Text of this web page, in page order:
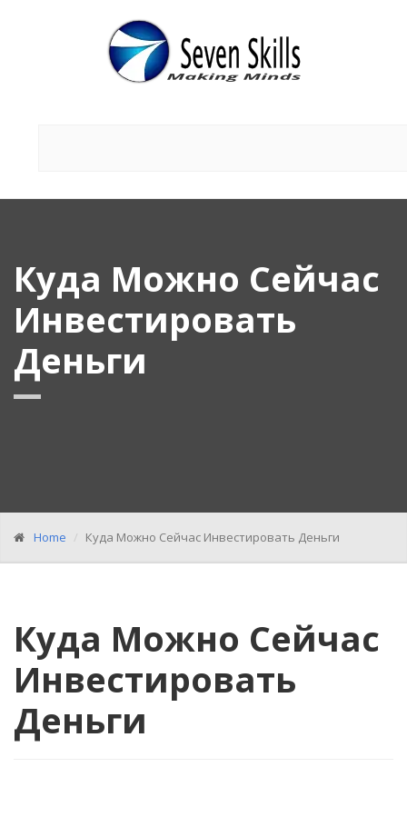
Куда Можно Сейчас
Инвестировать
Деньги
Home Куда Можно Сейчас Инвестировать Деньги
Куда Можно Сейчас
Инвестировать
Деньги